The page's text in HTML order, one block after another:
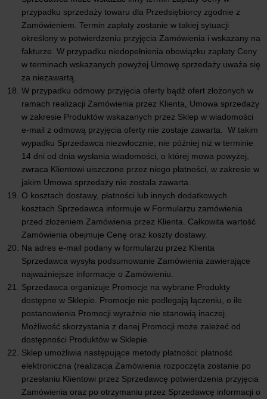
przypadku sprzedaży towaru dla Przedsiębiorcy zgodnie z
Zamówieniem. Termin zapłaty zostanie w takiej sytuacji
określony w potwierdzeniu przyjęcia Zamówienia i wskazany na
fakturze. W przypadku niedopełnienia obowiązku zapłaty Ceny
w terminach wskazanych powyżej Umowę sprzedaży uważa się
za niezawartą.
W przypadku odmowy przyjęcia oferty bądź ofert złożonych w
ramach realizacji Zamówienia przez Klienta, Umowa sprzedaży
w zakresie Produktów wskazanych przez Sklep w wiadomości
e-mail z odmową przyjęcia oferty nie zostaje zawarta. W takim
wypadku Sprzedawca niezwłocznie, nie później niż w terminie
14 dni od dnia wysłania wiadomości, o której mowa powyżej,
zwraca Klientowi uiszczone przez niego płatności, w zakresie w
jakim Umowa sprzedaży nie została zawarta.
O kosztach dostawy, płatności lub innych dodatkowych
kosztach Sprzedawca informuje w Formularzu zamówienia
przed złożeniem Zamówienia przez Klienta. Całkowita wartość
Zamówienia obejmuje Cenę oraz koszty dostawy.
Na adres e-mail podany w formularzu przez Klienta
Sprzedawca wysyła podsumowanie Zamówienia zawierające
najważniejsze informacje o Zamówieniu.
Sprzedawca organizuje Promocje na wybrane Produkty
dostępne w Sklepie. Promocje nie podlegają łączeniu, o ile
postanowienia Promocji wyraźnie nie stanowią inaczej.
Możliwość skorzystania z danej Promocji może zależeć od
dostępności Produktów w Sklepie.
Sklep umożliwia następujące metody płatności: płatność
elektroniczna (realizacja Zamówienia rozpoczęta zostanie po
przesłaniu Klientowi przez Sprzedawcę potwierdzenia przyjęcia
Zamówienia oraz po otrzymaniu przez Sprzedawcę informacji o